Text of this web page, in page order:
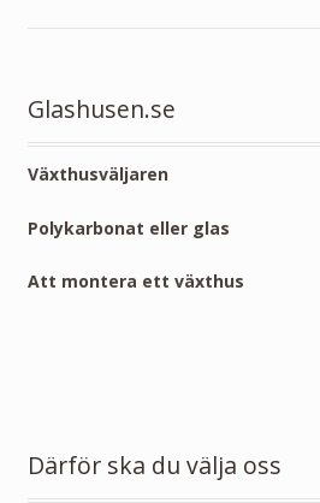
Glashusen.se
Växthusväljaren
Polykarbonat eller glas
Att montera ett växthus
Därför ska du välja oss